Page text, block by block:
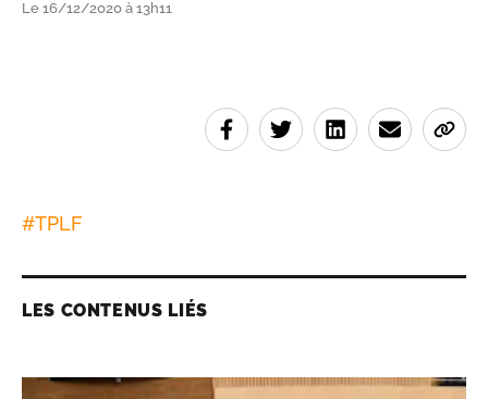
Le 16/12/2020 à 13h11
#TPLF
LES CONTENUS LIÉS